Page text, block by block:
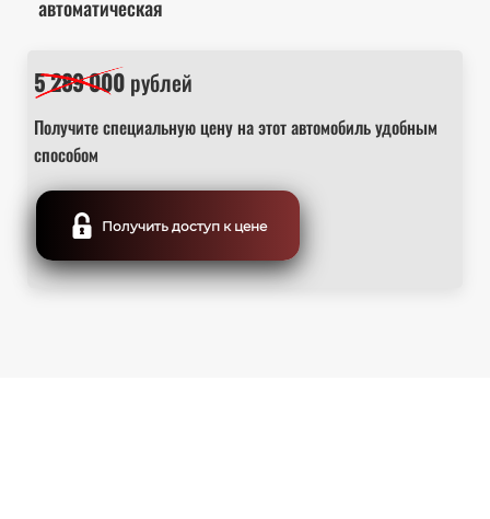
автоматическая
5 289 000 рублей
Получите специальную цену на этот автомобиль удобным
способом
Получить доступ к цене